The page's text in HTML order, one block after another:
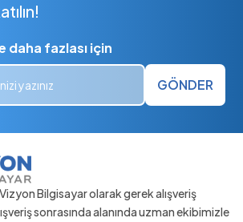
daha fazlası için
GÖNDER
Bilgisayar olarak gerek alışveriş
sonrasında alanında uzman ekibimizle